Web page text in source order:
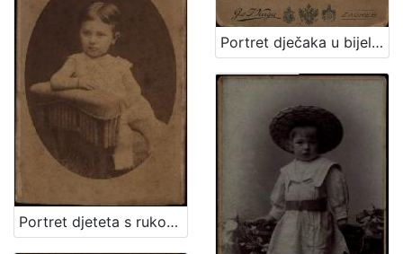
Portret dječaka u bijelom odijelu / G. & I.Varga
Portret djeteta s rukom oslonjenom na naslon / Ivan Standl